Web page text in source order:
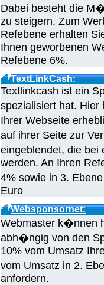
Dabei besteht die
zu steigern. Zum
Refebene erhalten
Ihnen geworbenen
Refebene 6%.
TextLinkCash:
Textlinkcash ist ein
spezialisiert hat.
Ihrer Webseite
auf ihrer Seite zur
eingeblendet, die
werden. An Ihren
4% sowie in 3.
Euro
Websponsornet:
Webmaster k�nnen
abh�ngig von den
10% vom Umsatz
vom Umsatz in 2.
anfordern.